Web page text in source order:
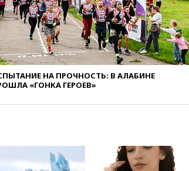
анонсировал скорое
соглашение о прекращении
огня США и Ирана
вчера, 22:15Три человека
получили ножевые ранения
при нападении в Чехии
вчера, 22:00
РЛС для Белгородской
отказал Украине в
использовании Starlink для
атак вглубь РФ
НА ПРОЧНОСТЬ: В АЛАБИНЕ
«ГОНКА ГЕРОЕВ»